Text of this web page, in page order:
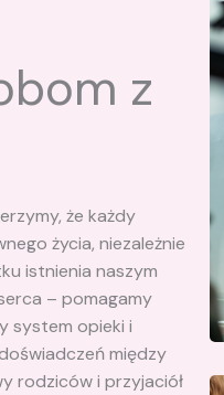
z
że każdy
życia, niezależnie
istnienia naszym
– pomagamy
system opieki i
między
rodziców i przyjaciół